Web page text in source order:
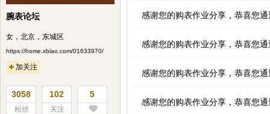
腕表论坛
女，北京，东城区
https://home.xbiao.com/01633970/
加关注
3058
粉丝
102
关注
5
感谢您的购表作业分享，恭喜您
感谢您的购表作业分享，恭喜您
感谢您的购表作业分享，恭喜您
感谢您的购表作业分享，恭喜您